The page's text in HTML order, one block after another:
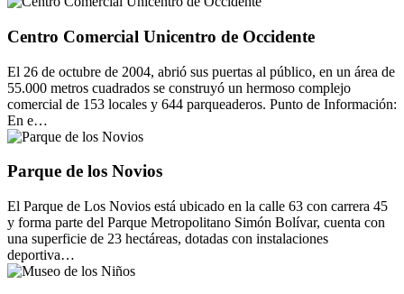
Centro Comercial Unicentro de Occidente
El 26 de octubre de 2004, abrió sus puertas al público, en un área de
55.000 metros cuadrados se construyó un hermoso complejo
comercial de 153 locales y 644 parqueaderos. Punto de Información:
En e…
Parque de los Novios
El Parque de Los Novios está ubicado en la calle 63 con carrera 45
y forma parte del Parque Metropolitano Simón Bolívar, cuenta con
una superficie de 23 hectáreas, dotadas con instalaciones
deportiva…